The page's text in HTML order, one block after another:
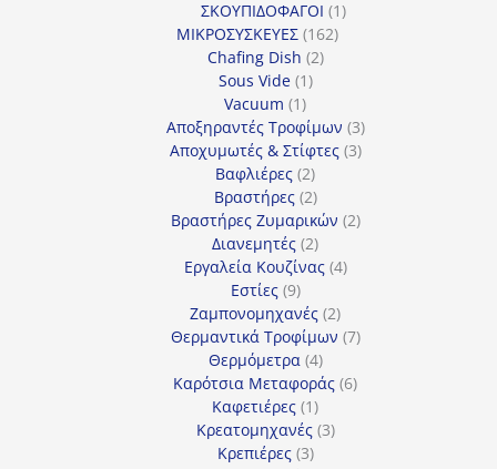
ΣΚΟΥΠΙΔΟΦΑΓΟΙ 11
ΜΙΚΡΟΣΥΣΚΕΥΕΣ 162162
Chafing Dish 22
Sous Vide 11
Vacuum 11
προϊόν
Αποξηραντές Τροφίμων 33
προϊόντα
Αποχυμωτές & Στίφτες 33
Βαφλιέρες 22
προϊόντα
Βραστήρες 22
προϊόντα
Βραστήρες Ζυμαρικών 22
Διανεμητές 22
προϊόντα
Εργαλεία Κουζίνας 44
Εστίες 99
προϊόντα
Ζαμπονομηχανές 22
προϊόντα
Θερμαντικά Τροφίμων 77
Θερμόμετρα 44
προϊόντα
Καρότσια Μεταφοράς 66
Καφετιέρες 11
προϊόν
Κρεατομηχανές 33
Κρεπιέρες 33